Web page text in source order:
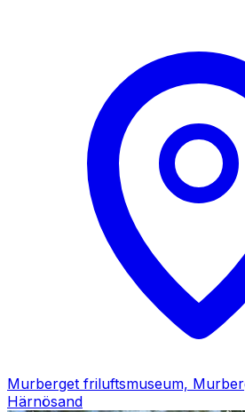
Murberget friluftsmuseum,
Härnösand